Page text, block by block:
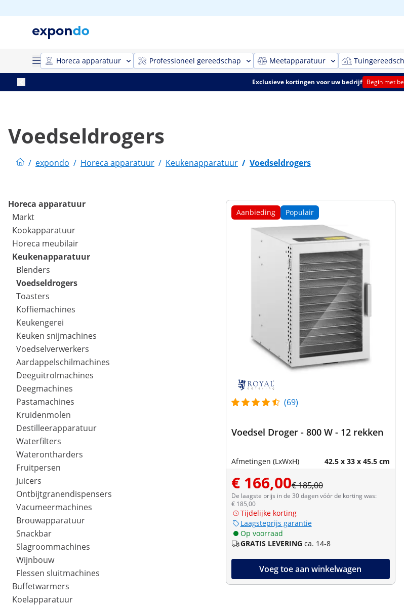
Horeca apparatuur Professioneel gereedschap Meetapparatuur
Exclusieve kortingen voor uw bedrijf Begin met
Voedseldrogers
/ expondo / Horeca apparatuur / Keukenapparatuur / Voedseldrogers
Horeca apparatuur
Markt
Kookapparatuur
Horeca meubilair
Keukenapparatuur
Blenders
Voedseldrogers
Toasters
Koffiemachines
Keukengerei
Keuken snijmachines
Voedselverwerkers
Aardappelschilmachines
Deeguitrolmachines
Deegmachines
Pastamachines
Kruidenmolen
Destilleerapparatuur
Waterfilters
Waterontharders
Fruitpersen
Juicers
Ontbijtgranendispensers
Vacumeermachines
Brouwapparatuur
Snackbar
Slagroommachines
Wijnbouw
Flessen sluitmachines
Buffetwarmers
Koelapparatuur
Aanbieding Populair
(69)
Voedsel Droger - 800 W - 12 rekken
Afmetingen (LxWxH) 42.5 x 33 x 45.5 cm
€ 166,00€ 185,00
De laagste prijs in de 30 dagen vóór de korting was:
€ 185,00
Tijdelijke korting
Laagsteprijs garantie
Op voorraad
GRATIS LEVERING ca. 14-8
Voeg toe aan winkelwagen